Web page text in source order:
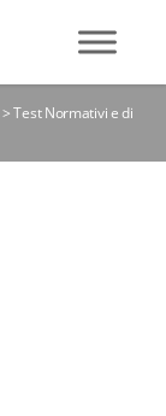
>Test Normativi e di